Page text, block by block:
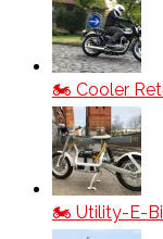
🏍️ Cooler
🏍️ Utility-E-